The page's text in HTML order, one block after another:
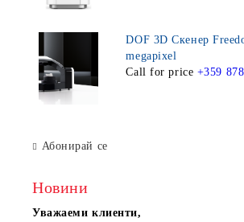
DOF 3D Скенер
megapixel
Call for price +359
Абонирай се
Новини
Уважаеми клиенти,